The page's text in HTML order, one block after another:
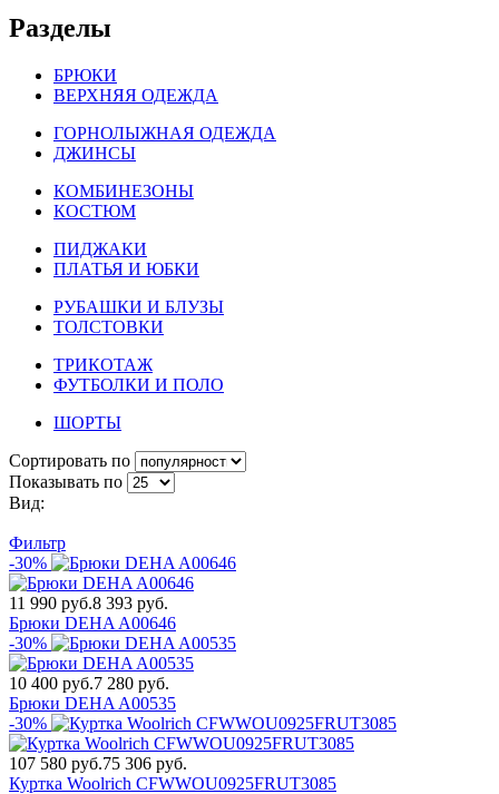
Разделы
БРЮКИ
ВЕРХНЯЯ ОДЕЖДА
ГОРНОЛЫЖНАЯ ОДЕЖДА
ДЖИНСЫ
КОМБИНЕЗОНЫ
КОСТЮМ
ПИДЖАКИ
ПЛАТЬЯ И ЮБКИ
РУБАШКИ И БЛУЗЫ
ТОЛСТОВКИ
ТРИКОТАЖ
ФУТБОЛКИ И ПОЛО
ШОРТЫ
Сортировать по
Показывать по
Вид:
Фильтр
-30%
11 990 руб.8 393 руб.
Брюки DEHA A00646
-30%
10 400 руб.7 280 руб.
Брюки DEHA A00535
-30%
107 580 руб.75 306 руб.
Куртка Woolrich CFWWOU0925FRUT3085